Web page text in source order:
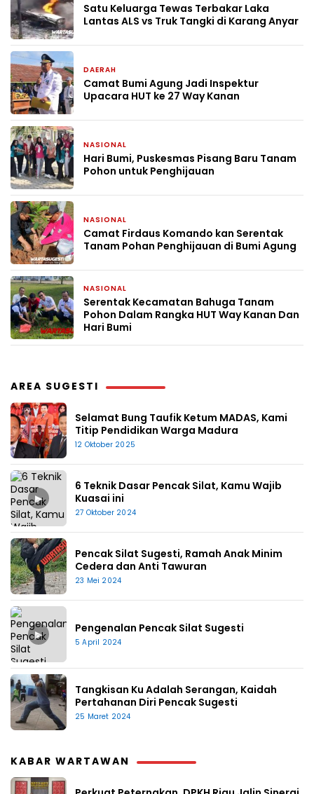
Satu Keluarga Tewas Terbakar Laka
Lantas ALS vs Truk Tangki di Karang Anyar
DAERAH
Camat Bumi Agung Jadi Inspektur
Upacara HUT ke 27 Way Kanan
NASIONAL
Hari Bumi, Puskesmas Pisang Baru Tanam
Pohon untuk Penghijauan
NASIONAL
Camat Firdaus Komando kan Serentak
Tanam Pohan Penghijauan di Bumi Agung
NASIONAL
Serentak Kecamatan Bahuga Tanam
Pohon Dalam Rangka HUT Way Kanan Dan
Hari Bumi
AREA SUGESTI
Selamat Bung Taufik Ketum MADAS, Kami
Titip Pendidikan Warga Madura
12 Oktober 2025
▶
6 Teknik Dasar Pencak Silat, Kamu Wajib
Kuasai ini
27 Oktober 2024
Pencak Silat Sugesti, Ramah Anak Minim
Cedera dan Anti Tawuran
23 Mei 2024
▶ Pengenalan Pencak Silat Sugesti
5 April 2024
Tangkisan Ku Adalah Serangan, Kaidah
Pertahanan Diri Pencak Sugesti
25 Maret 2024
KABAR WARTAWAN